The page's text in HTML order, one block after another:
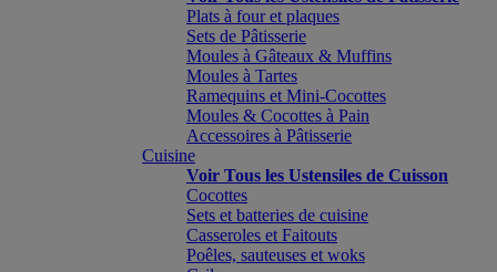
Plats à four et plaques
Sets de Pâtisserie
Moules à Gâteaux & Muffins
Moules à Tartes
Ramequins et Mini-Cocottes
Moules & Cocottes à Pain
Accessoires à Pâtisserie
Cuisine
Voir Tous les Ustensiles de Cuisson
Cocottes
Sets et batteries de cuisine
Casseroles et Faitouts
Poêles, sauteuses et woks